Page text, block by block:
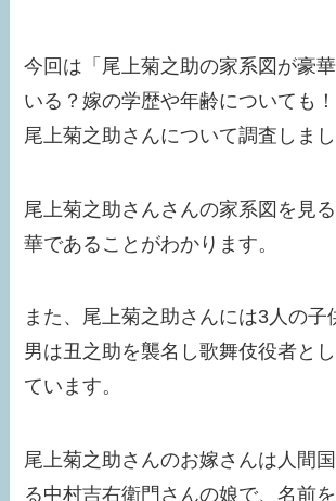
今回は「尾上菊之助の家系図が豪
いる？嫁の学歴や年齢についても！
尾上菊之助さんについて調査しまし
尾上菊之助さんさんの家系図を見
華であることがわかります。
また、尾上菊之助さんには3人の子
男は丑之助を襲名し歌舞伎役者と
ています。
尾上菊之助さんのお嫁さんは人間
る中村吉右衛門さんの娘で、名前